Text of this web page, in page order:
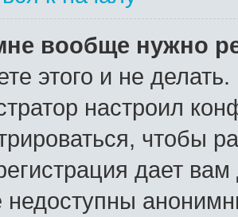
вообще нужно
этого и не делать.
настроил
чтобы
дает
недоступны